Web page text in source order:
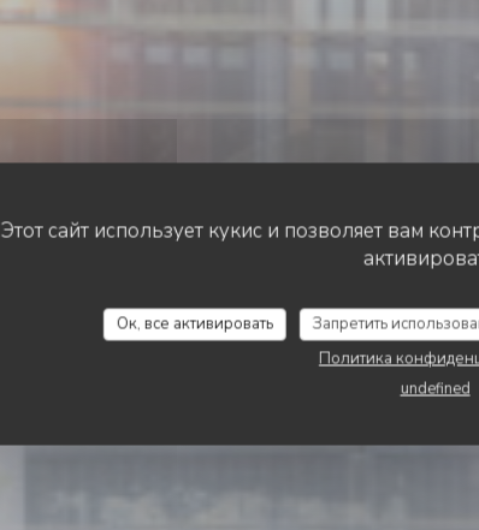
Этот сайт использует кукис и позволяет вам
Ок, все активировать Запретить
Политика
undefined
ТАЙСКИЙ
Thaï Market